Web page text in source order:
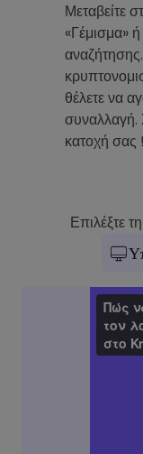
Μεταβείτε
«Γέμισμα»
θέλετε να
συναλλαγή.
κατοχή σας !
Επιλέξτε